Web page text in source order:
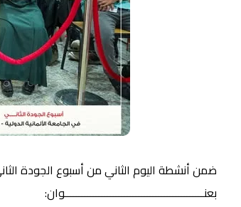
ضمن أنشطة اليوم الثاني من أسبوع الجودة
بعنـــــــــــــــــــــــــــــــــــــــــــــــــوان: